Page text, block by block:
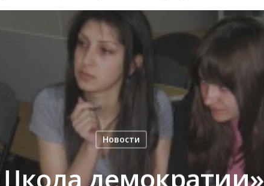
Новости
демократии»